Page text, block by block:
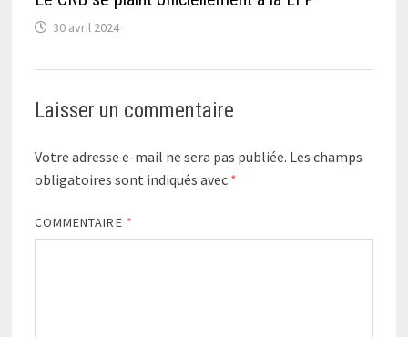
30 avril 2024
Laisser un commentaire
Votre adresse e-mail ne sera pas publiée. Les champs
obligatoires sont indiqués avec *
COMMENTAIRE *